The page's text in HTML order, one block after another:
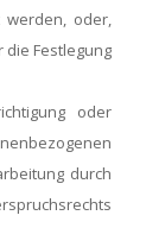
werden, oder,
die Festlegung
oder
durch